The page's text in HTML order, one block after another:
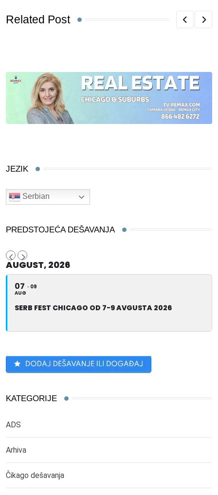
Related Post
JEZIK
Serbian
PREDSTOJEĆA DEŠAVANJA
AUGUST, 2026
07
AUG
09
SERB FEST CHICAGO OD 7-9 AVGUSTA 2026
KATEGORIJE
ADS
Arhiva
Čikago dešavanja